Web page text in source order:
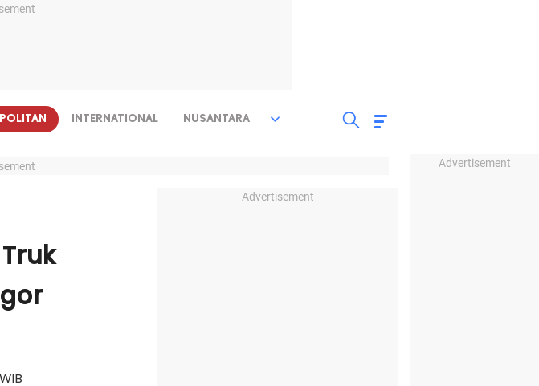
Advertisement
INTERNATIONAL NUSANTARA
Advertisement